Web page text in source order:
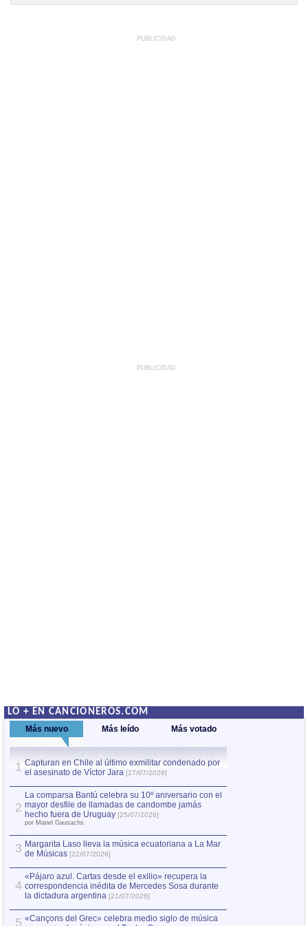
PUBLICIDAD
PUBLICIDAD
LO + EN CANCIONEROS.COM
Más nuevo Más leído Más votado
1 Capturan en Chile al último exmilitar condenado por
el asesinato de Víctor Jara [27/07/2026]
2
La comparsa Bantú celebra su 10º aniversario con el
mayor desfile de llamadas de candombe jamás
hecho fuera de Uruguay [25/07/2026]
por Manel Gausachs
3 Margarita Laso lleva la música ecuatoriana a La Mar
de Músicas [22/07/2026]
4
«Pájaro azul. Cartas desde el exilio» recupera la
correspondencia inédita de Mercedes Sosa durante
la dictadura argentina [21/07/2026]
5 «Cançons del Grec» celebra medio siglo de música